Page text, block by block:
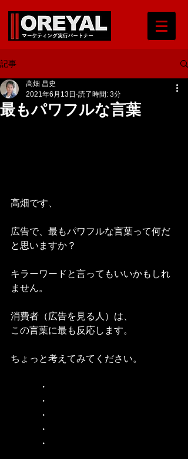
記事
最もパワフルな言葉
高畑 昌史
2021年6月13日 読了時間: 3分
高畑です、
広告で、最もパワフルな言葉って何だ
と思いますか？
キラーワードと言ってもいいかもしれ
ません。
消費者（広告を見る人）は、
この言葉に最も反応します。
ちょっと考えてみてください。
・
・
・
・
・